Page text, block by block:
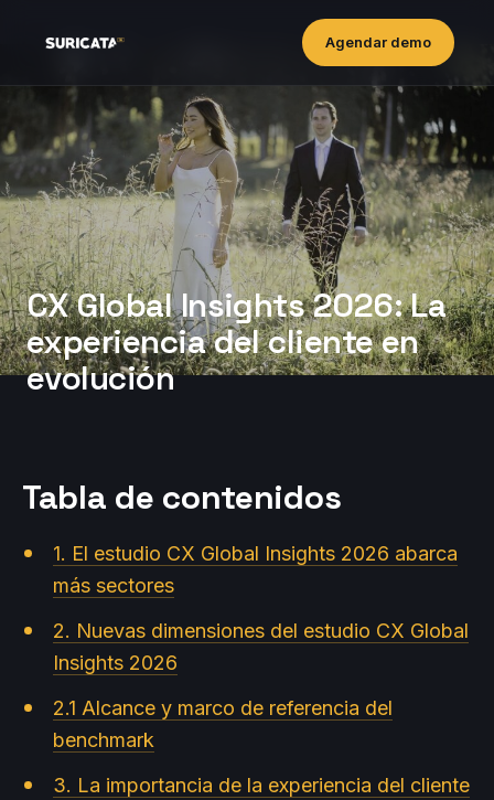
Agendar demo
CX Global Insights 2026: La
experiencia del cliente en
evolución
Tabla de contenidos
1. El estudio CX Global Insights 2026 abarca
más sectores
2. Nuevas dimensiones del estudio CX Global
Insights 2026
2.1 Alcance y marco de referencia del
benchmark
3. La importancia de la experiencia del cliente